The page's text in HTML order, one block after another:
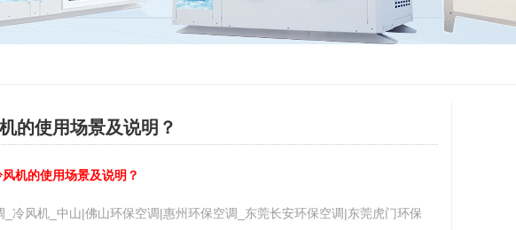
的使用场景及说明？
机的使用场景及说明？
_冷风机_中山|佛山环保空调|惠州环保空调_东莞长安环保空调|东莞虎门环保